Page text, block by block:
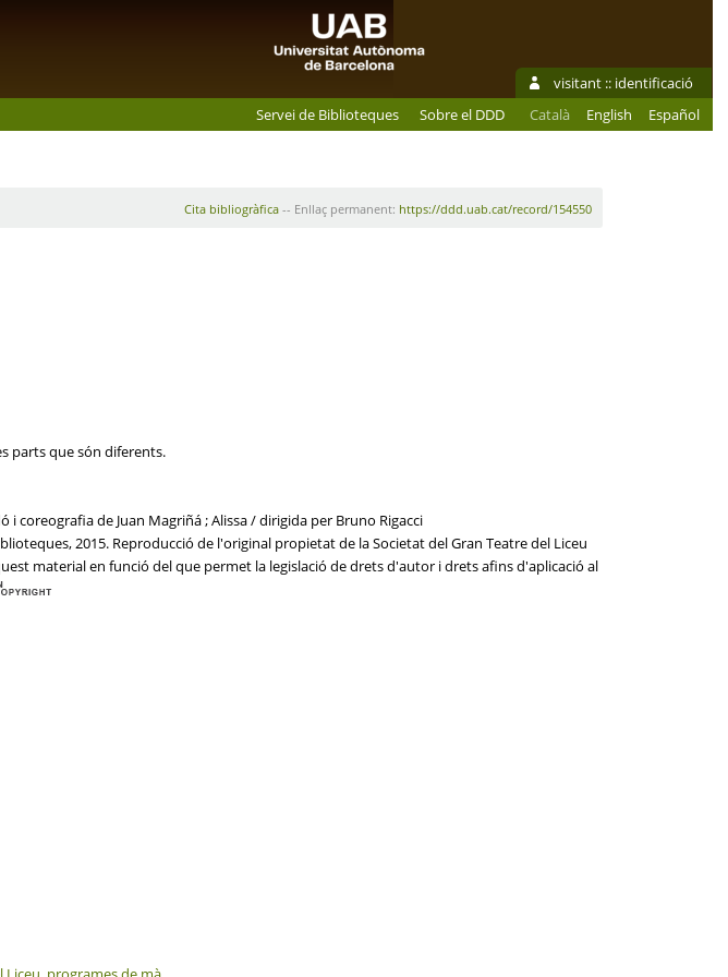
visitant :: identificació
Servei de Biblioteques Sobre el DDD Català English Español
Cita bibliogràfica-- Enllaç permanent: https://ddd.uab.cat/record/154550
parts que són diferents.
coreografia de Juan Magriñá ; Alissa / dirigida per Bruno Rigacci
2015. Reproducció de l'original propietat de la Societat del Gran Teatre del Liceu
material en funció del que permet la legislació de drets d'autor i drets afins d'aplicació al